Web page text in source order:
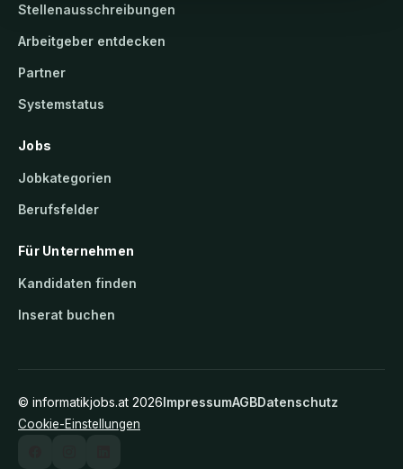
Stellenausschreibungen
Arbeitgeber entdecken
Partner
Systemstatus
Jobs
Jobkategorien
Berufsfelder
Für Unternehmen
Kandidaten finden
Inserat buchen
© informatikjobs.at 2026ImpressumAGBDatenschutz
Cookie-Einstellungen